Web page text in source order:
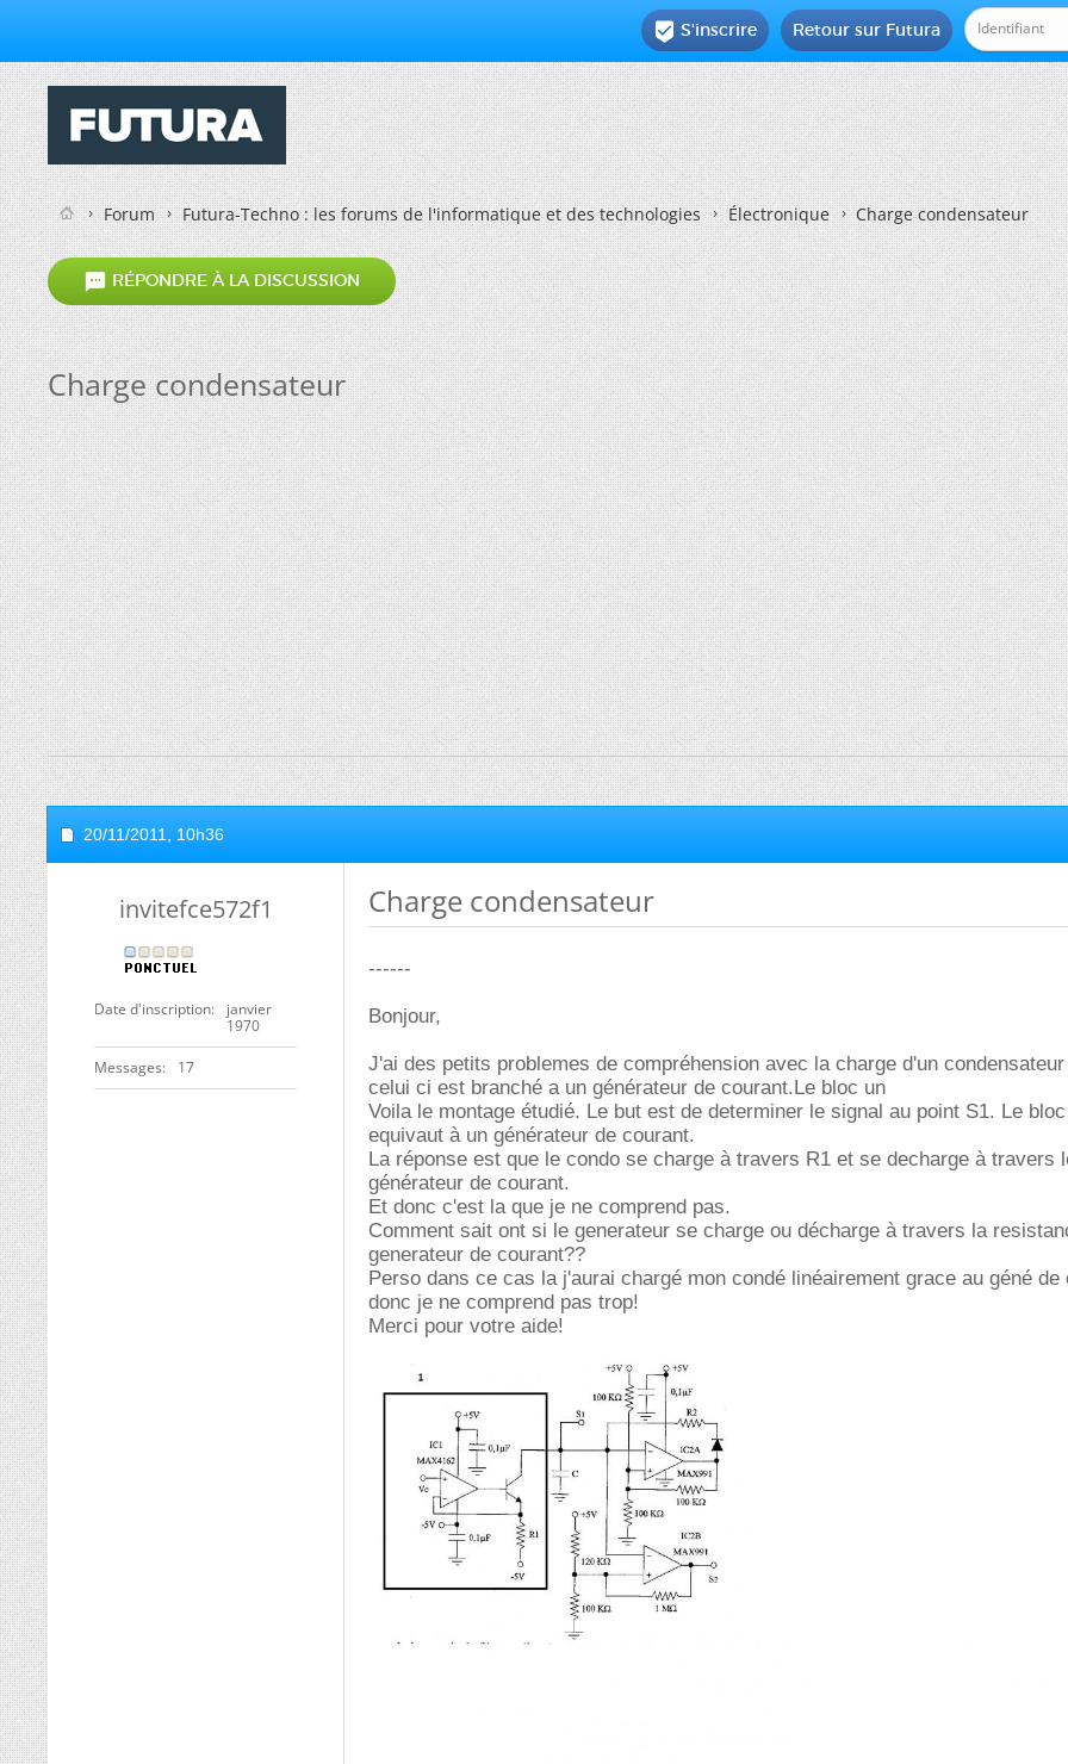
Retour sur Futura
 S'inscrire
Forum Futura-Techno : les forums de l'informatique et des technologies Électronique Charge condensateur
 RÉPONDRE À LA DISCUSSION
Charge condensateur
20/11/2011, 10h36
invitefce572f1
Date d'inscription
janvier
1970
Messages 17
Charge condensateur
------
Bonjour,
J'ai des petits problemes de compréhension avec la charge d'un
celui ci est branché a un générateur de courant.Le bloc un
Voila le montage étudié. Le but est de determiner le signal au point S1. Le
equivaut à un générateur de courant.
La réponse est que le condo se charge à travers R1 et se decharge à travers
générateur de courant.
Et donc c'est la que je ne comprend pas.
Comment sait ont si le generateur se charge ou décharge à travers la
generateur de courant??
Perso dans ce cas la j'aurai chargé mon condé linéairement grace au géné de
donc je ne comprend pas trop!
Merci pour votre aide!